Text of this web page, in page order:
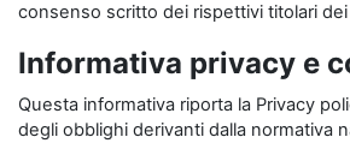
consenso scritto dei rispettivi titolari dei
Informativa privacy e
Questa informativa riporta la Privacy
degli obblighi derivanti dalla normativa